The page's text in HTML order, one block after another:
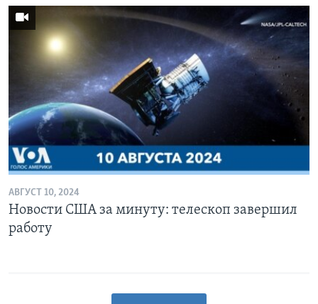
АВГУСТ 10, 2024
Новости США за минуту: телескоп завершил
работу